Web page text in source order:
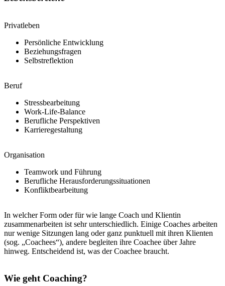
Privatleben
Persönliche Entwicklung
Beziehungsfragen
Selbstreflektion
Beruf
Stressbearbeitung
Work-Life-Balance
Berufliche Perspektiven
Karrieregestaltung
Organisation
Teamwork und Führung
Berufliche Herausforderungssituationen
Konfliktbearbeitung
In welcher Form oder für wie lange Coach und Klientin
zusammenarbeiten ist sehr unterschiedlich. Einige Coaches arbeiten
nur wenige Sitzungen lang oder ganz punktuell mit ihren Klienten
(sog. „Coachees“), andere begleiten ihre Coachee über Jahre
hinweg. Entscheidend ist, was der Coachee braucht.
Wie geht Coaching?